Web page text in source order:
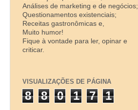
Análises de marketing e de negócios;
Questionamentos existenciais;
Receitas gastronômicas e,
Muito humor!
Fique à vontade para ler, opinar e
criticar.
VISUALIZAÇÕES DE PÁGINA
8 8 0 1 7 1